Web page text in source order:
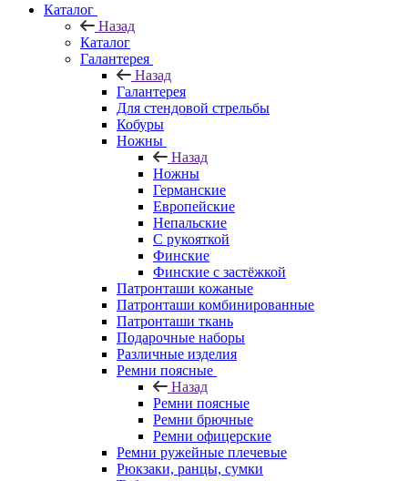
Каталог
Назад
Каталог
Галантерея
Назад
Галантерея
Для стендовой стрельбы
Кобуры
Ножны
Назад
Ножны
Германские
Европейские
Непальские
С рукояткой
Финские
Финские с застёжкой
Патронташи кожаные
Патронташи комбинированные
Патронташи ткань
Подарочные наборы
Различные изделия
Ремни поясные
Назад
Ремни поясные
Ремни брючные
Ремни офицерские
Ремни ружейные плечевые
Рюкзаки, ранцы, сумки